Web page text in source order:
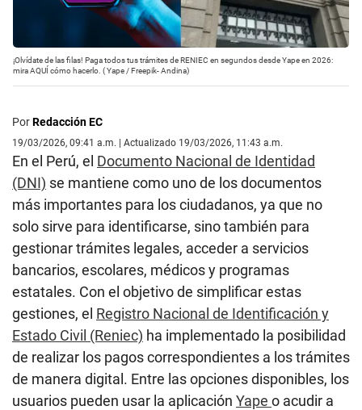
¡Olvídate de las filas! Paga todos tus trámites de RENIEC en segundos desde Yape en 2026:
mira AQUÍ cómo hacerlo. ( Yape / Freepik- Andina)
PorRedacción EC
19/03/2026, 09:41 a.m. | Actualizado 19/03/2026, 11:43 a.m.
En el Perú, el Documento Nacional de Identidad
(DNI) se mantiene como uno de los documentos
más importantes para los ciudadanos, ya que no
solo sirve para identificarse, sino también para
gestionar trámites legales, acceder a servicios
bancarios, escolares, médicos y programas
estatales. Con el objetivo de simplificar estas
gestiones, el Registro Nacional de Identificación y
Estado Civil (Reniec) ha implementado la posibilidad
de realizar los pagos correspondientes a los trámites
de manera digital. Entre las opciones disponibles, los
usuarios pueden usar la aplicación Yape o acudir a